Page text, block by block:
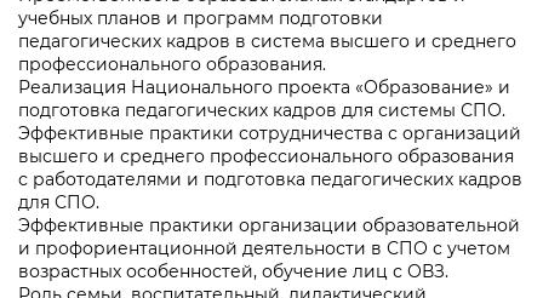
учебных планов и программ подготовки
педагогических кадров в система высшего и среднего
профессионального образования.
Реализация Национального проекта «Образование» и
подготовка педагогических кадров для системы СПО.
Эффективные практики сотрудничества с организаций
высшего и среднего профессионального образования
с работодателями и подготовка педагогических кадров
для СПО.
Эффективные практики организации образовательной
и профориентационной деятельности в СПО с учетом
возрастных особенностей, обучение лиц с ОВЗ.